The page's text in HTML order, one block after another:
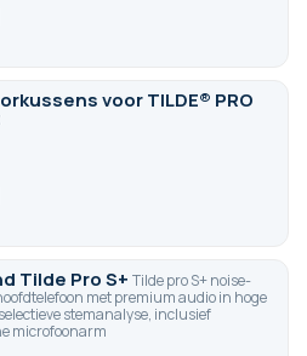
voor TILDE® PRO
Tilde Pro S+ Tilde pro S+ noise-
met premium audio in hoge
stemanalyse, inclusief
microfoonarm